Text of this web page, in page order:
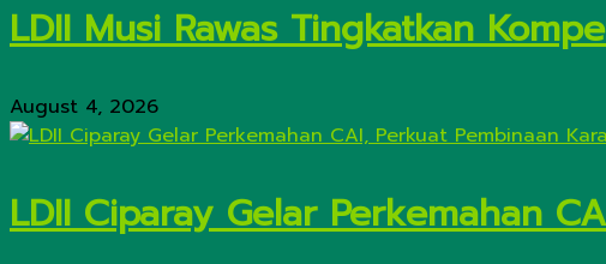
LDII Musi Rawas Tingkatkan
August 4, 2026
LDII Ciparay Gelar Perkemahan